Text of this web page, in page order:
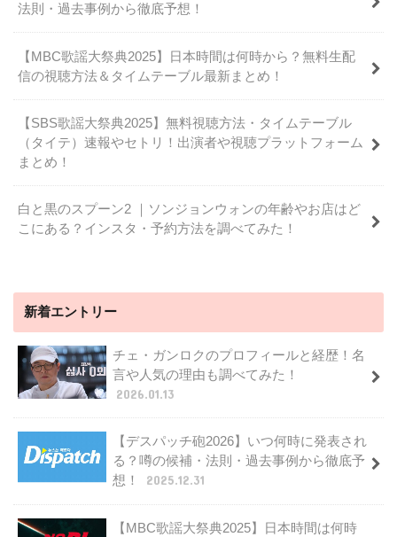
法則・過去事例から徹底予想！
【MBC歌謡大祭典2025】日本時間は何時から？無料生配
信の視聴方法＆タイムテーブル最新まとめ！
【SBS歌謡大祭典2025】無料視聴方法・タイムテーブル
（タイテ）速報やセトリ！出演者や視聴プラットフォーム
まとめ！
白と黒のスプーン2 ｜ソンジョンウォンの年齢やお店はど
こにある？インスタ・予約方法を調べてみた！
新着エントリー
チェ・ガンロクのプロフィールと経歴！名
言や人気の理由も調べてみた！
2026.01.13
【デスパッチ砲2026】いつ何時に発表され
る？噂の候補・法則・過去事例から徹底予
想！
2025.12.31
【MBC歌謡大祭典2025】日本時間は何時